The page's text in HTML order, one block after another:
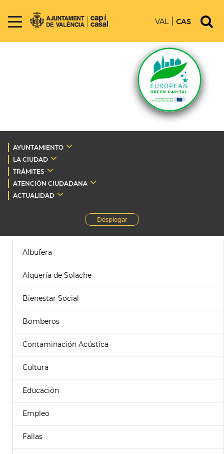
VAL CAS
AYUNTAMIENTO
LA CIUDAD
TRÁMITES
ATENCIÓN CIUDADANA
ACTUALIDAD
Desplegar
Albufera
Alquería de Solache
Bienestar Social
Bomberos
Contaminación Acústica
Cultura
Educación
Empleo
Fallas